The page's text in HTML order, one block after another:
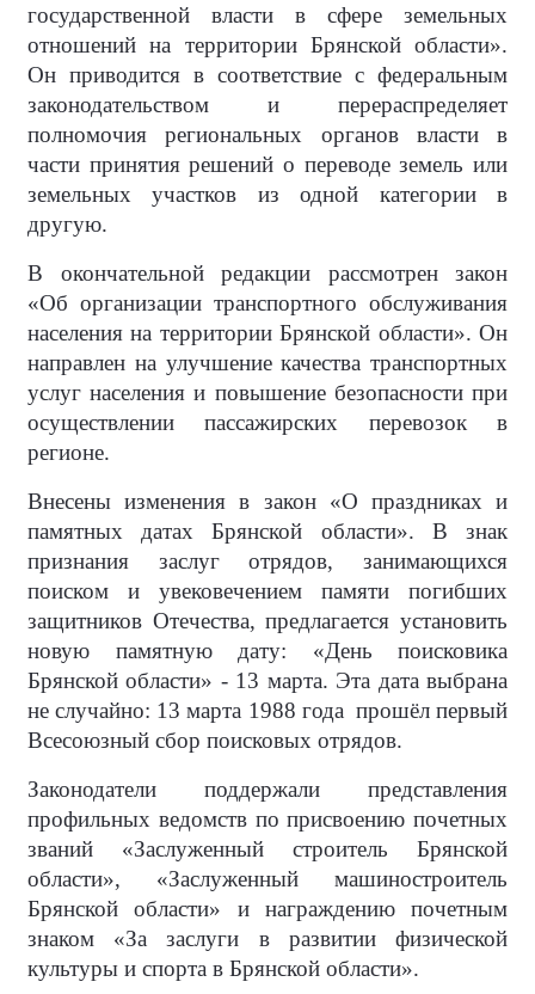
государственной власти в сфере земельных
отношений на территории Брянской области».
Он приводится в соответствие с федеральным
законодательством и перераспределяет
полномочия региональных органов власти в
части принятия решений о переводе земель или
земельных участков из одной категории в
другую.
В окончательной редакции рассмотрен закон
«Об организации транспортного обслуживания
населения на территории Брянской области». Он
направлен на улучшение качества транспортных
услуг населения и повышение безопасности при
осуществлении пассажирских перевозок в
регионе.
Внесены изменения в закон «О праздниках и
памятных датах Брянской области». В знак
признания заслуг отрядов, занимающихся
поиском и увековечением памяти погибших
защитников Отечества, предлагается установить
новую памятную дату: «День поисковика
Брянской области» - 13 марта. Эта дата выбрана
не случайно: 13 марта 1988 года прошёл первый
Всесоюзный сбор поисковых отрядов.
Законодатели поддержали представления
профильных ведомств по присвоению почетных
званий «Заслуженный строитель Брянской
области», «Заслуженный машиностроитель
Брянской области» и награждению почетным
знаком «За заслуги в развитии физической
культуры и спорта в Брянской области».